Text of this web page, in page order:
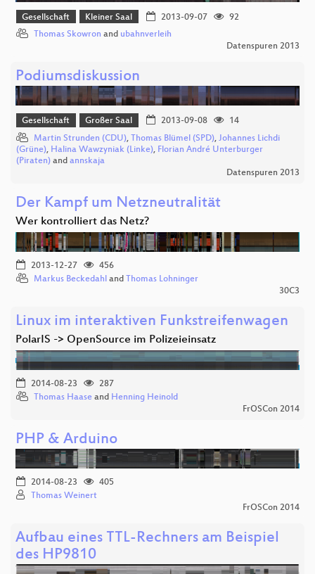
Gesellschaft Kleiner Saal 2013-09-07
92
Thomas Skowron and ubahnverleih
Datenspuren 2013
Podiumsdiskussion
Gesellschaft Großer Saal 2013-09-08
14
Martin Strunden (CDU), Thomas Blümel (SPD), Johannes Lichdi
(Grüne), Halina Wawzyniak (Linke), Florian André Unterburger
(Piraten) and annskaja
Datenspuren 2013
Der Kampf um Netzneutralität
Wer kontrolliert das Netz?
2013-12-27
456
Markus Beckedahl and Thomas Lohninger
30C3
Linux im interaktiven Funkstreifenwagen
PolarIS -> OpenSource im Polizeieinsatz
2014-08-23
287
Thomas Haase and Henning Heinold
FrOSCon 2014
PHP & Arduino
2014-08-23
405
Thomas Weinert
FrOSCon 2014
Aufbau eines TTL-Rechners am Beispiel
des HP9810